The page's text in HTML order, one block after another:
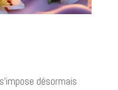
désormais